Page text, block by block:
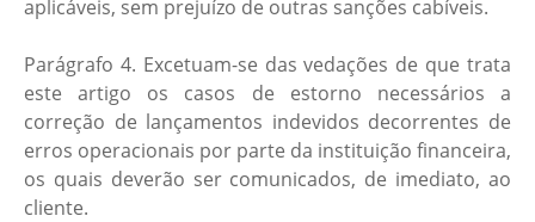
aplicáveis, sem prejuízo de outras sanções cabíveis.
Parágrafo 4. Excetuam-se das vedações de que trata
este artigo os casos de estorno necessários a
correção de lançamentos indevidos decorrentes de
erros operacionais por parte da instituição financeira,
os quais deverão ser comunicados, de imediato, ao
cliente.